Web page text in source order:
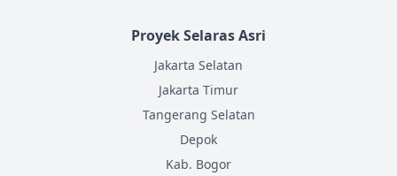
Proyek Selaras Asri
Jakarta Selatan
Jakarta Timur
Tangerang Selatan
Depok
Kab. Bogor